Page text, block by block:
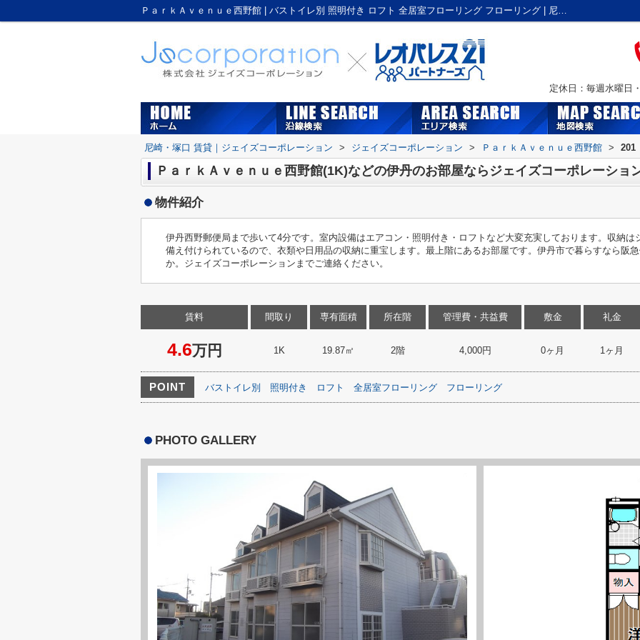
ＰａｒｋＡｖｅｎｕｅ西野館 | バストイレ別 照明付き ロフト 全居室フローリング フローリング | 尼崎市・塚口の賃貸はジェイズコーポレーション
定休日：毎週水曜日
尼崎・塚口 賃貸｜ジェイズコーポレーション > ジェイズコーポレーション > ＰａｒｋＡｖｅｎｕｅ西野館 > 201
ＰａｒｋＡｖｅｎｕｅ西野館(1K)などの伊丹のお部屋ならジェイズコーポレーショ
物件紹介
伊丹西野郵便局まで歩いて4分です。室内設備はエアコン・照明付き・ロフトなど大変充実しております。収納
備え付けられているので、衣類や日用品の収納に重宝します。最上階にあるお部屋です。伊丹市で暮らすなら阪
か。ジェイズコーポレーションまでご連絡ください。
賃料
4.6万円
間取り
1K
専有面積
19.87㎡
所在階
2階
管理費・共益費
4,000円
敷金
0ヶ月
礼金
1ヶ月
POINT バストイレ別 照明付き ロフト 全居室フローリング フローリング
PHOTO GALLERY